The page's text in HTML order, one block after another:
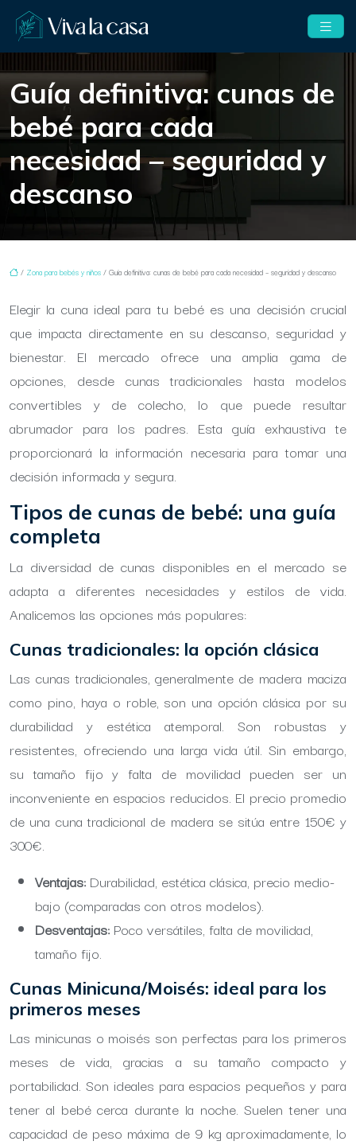
Guía definitiva: cunas de
bebé para cada
necesidad – seguridad y
descanso
/ Zona para bebés y niños / Guía definitiva: cunas de bebé para cada necesidad – seguridad y descanso
Elegir la cuna ideal para tu bebé es una decisión crucial
que impacta directamente en su descanso, seguridad y
bienestar. El mercado ofrece una amplia gama de
opciones, desde cunas tradicionales hasta modelos
convertibles y de colecho, lo que puede resultar
abrumador para los padres. Esta guía exhaustiva te
proporcionará la información necesaria para tomar una
decisión informada y segura.
Tipos de cunas de bebé: una guía
completa
La diversidad de cunas disponibles en el mercado se
adapta a diferentes necesidades y estilos de vida.
Analicemos las opciones más populares:
Cunas tradicionales: la opción clásica
Las cunas tradicionales, generalmente de madera maciza
como pino, haya o roble, son una opción clásica por su
durabilidad y estética atemporal. Son robustas y
resistentes, ofreciendo una larga vida útil. Sin embargo,
su tamaño fijo y falta de movilidad pueden ser un
inconveniente en espacios reducidos. El precio promedio
de una cuna tradicional de madera se sitúa entre 150€ y
300€.
Ventajas: Durabilidad, estética clásica, precio medio-
bajo (comparadas con otros modelos).
Desventajas: Poco versátiles, falta de movilidad,
tamaño fijo.
Cunas Minicuna/Moisés: ideal para los
primeros meses
Las minicunas o moisés son perfectas para los primeros
meses de vida, gracias a su tamaño compacto y
portabilidad. Son ideales para espacios pequeños y para
tener al bebé cerca durante la noche. Suelen tener una
capacidad de peso máxima de 9 kg aproximadamente, lo